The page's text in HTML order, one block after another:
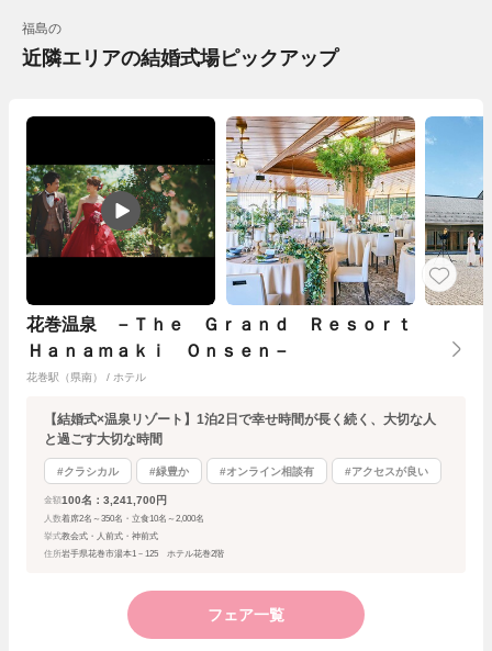
福島の
近隣エリアの結婚式場ピックアップ
花巻温泉 －Ｔｈｅ Ｇｒａｎｄ Ｒｅｓｏｒｔ
Ｈａｎａｍａｋｉ Ｏｎｓｅｎ－
花巻駅（県南） / ホテル
【結婚式×温泉リゾート】1泊2日で幸せ時間が長く続く、大切な人
と過ごす大切な時間
#クラシカル #緑豊か #オンライン相談有 #アクセスが良い
金額 100名：3,241,700円
人数着席2名～350名・立食10名～2,000名
挙式教会式・人前式・神前式
住所岩手県花巻市湯本1－125 ホテル花巻2階
フェア一覧